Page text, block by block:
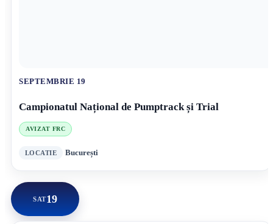
SEPTEMBRIE 19
Campionatul Național de Pumptrack și Trial
AVIZAT FRC
București
SAT19